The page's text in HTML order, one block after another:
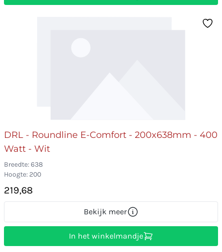
DRL - Roundline E-Comfort - 200x638mm - 400
Watt - Wit
Breedte: 638
Hoogte: 200
219,68
Bekijk meer
In het winkelmandje